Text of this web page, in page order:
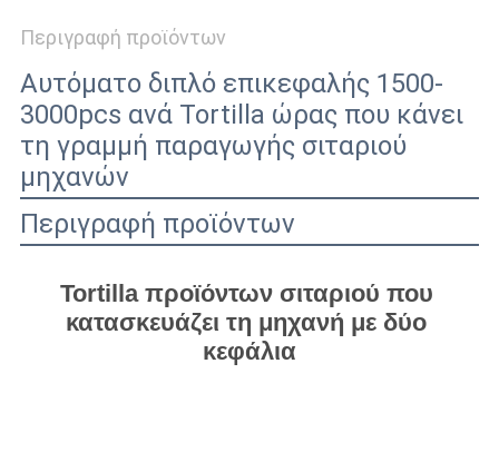
Περιγραφή προϊόντων
Αυτόματο διπλό επικεφαλής 1500-
3000pcs ανά Tortilla ώρας που κάνει
τη γραμμή παραγωγής σιταριού
μηχανών
Περιγραφή προϊόντων
Tortilla προϊόντων σιταριού που
κατασκευάζει τη μηχανή με δύο
κεφάλια